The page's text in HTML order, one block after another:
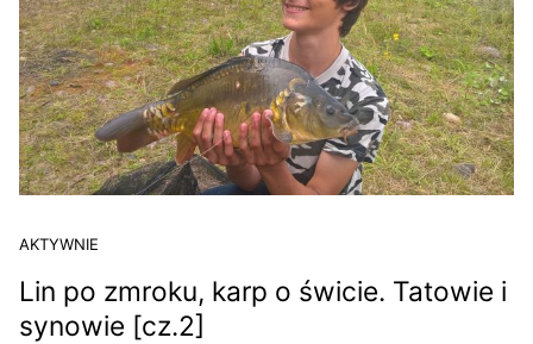
AKTYWNIE
Lin po zmroku, karp o świcie. Tatowie i
synowie [cz.2]